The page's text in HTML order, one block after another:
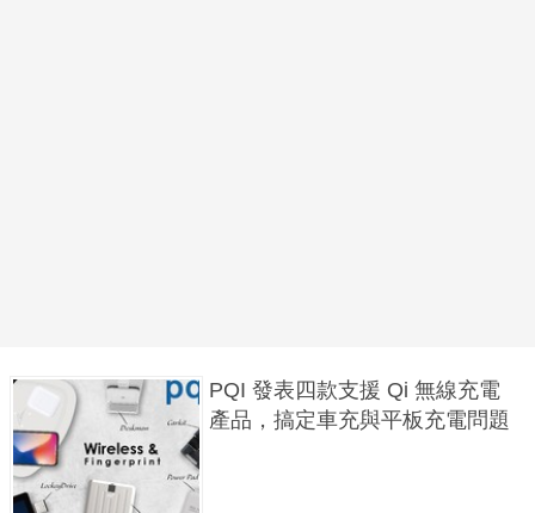
PQI 發表四款支援 Qi 無線充電
產品，搞定車充與平板充電問題